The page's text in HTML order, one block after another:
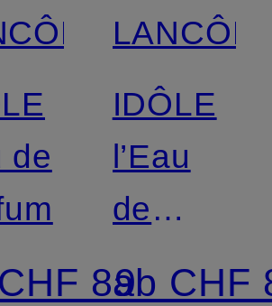
de
89
IDÔLE
l’Eau
de
Toilette
ab CHF